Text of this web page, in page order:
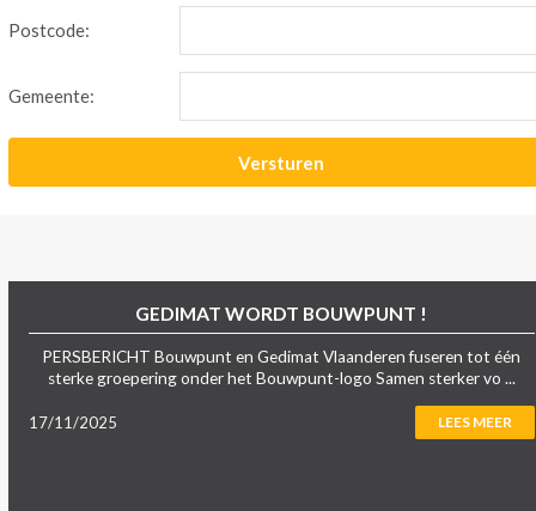
Postcode:
Gemeente:
GEDIMAT WORDT BOUWPUNT !
PERSBERICHT Bouwpunt en Gedimat Vlaanderen fuseren tot één
sterke groepering onder het Bouwpunt-logo Samen sterker vo ...
17/11/2025 LEES MEER